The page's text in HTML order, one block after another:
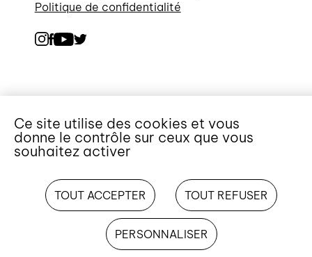
Politique de confidentialité
Ce site utilise des cookies et vous
donne le contrôle sur ceux que vous
souhaitez activer
TOUT ACCEPTER TOUT REFUSER
PERSONNALISER